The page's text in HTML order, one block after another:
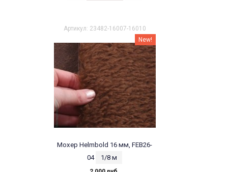
Артикул: 23482-16007-16010
New!
Мохер Helmbold 16 мм, FEB26-
04
1/8 м